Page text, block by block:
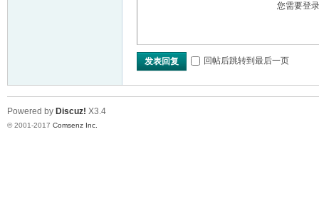
您需要登
发表回复 回帖后跳转到最后一页
Powered by Discuz! X3.4
© 2001-2017 Comsenz Inc.